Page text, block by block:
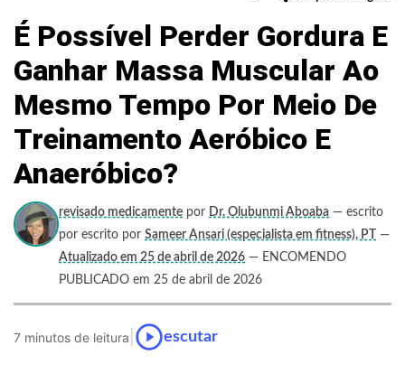
É Possível Perder Gordura E
Ganhar Massa Muscular Ao
Mesmo Tempo Por Meio De
Treinamento Aeróbico E
Anaeróbico?
revisado medicamente por Dr. Olubunmi Aboaba — escrito
por escrito por Sameer Ansari (especialista em fitness), PT
—
Atualizado em 25 de abril de 2026 — ENCOMENDO
PUBLICADO em 25 de abril de 2026
7 minutos de leitura escutar